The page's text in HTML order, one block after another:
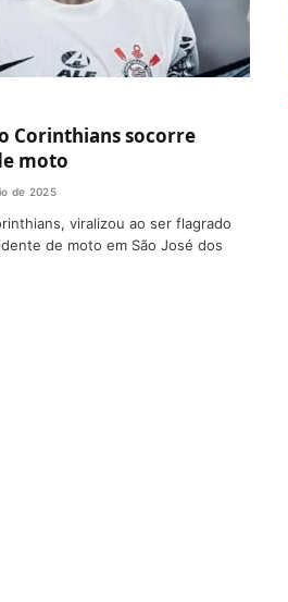
Corinthians socorre
moto
de 2025
viralizou ao ser flagrado
de moto em São José dos